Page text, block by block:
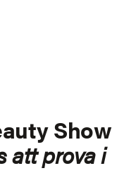
Show
att prova i